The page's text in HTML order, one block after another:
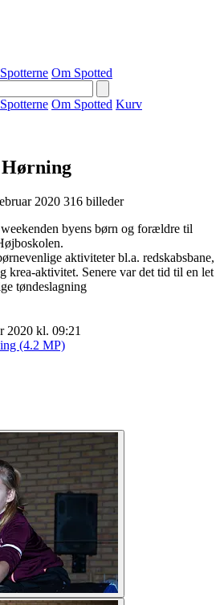
Spotterne Om Spotted
Spotterne Om Spotted Kurv
Hørning
2020 316 billeder
byens børn og forældre til
aktiviteter bl.a. redskabsbane,
krea-aktivitet. Senere var det tid til en let
tøndeslagning
2020 kl. 09:21
(4.2 MP)